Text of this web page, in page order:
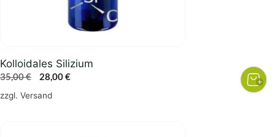
Kolloidales Silizium
35,00€
Ursprünglicher
Preis
28,00€Aktueller
zzgl. Versand